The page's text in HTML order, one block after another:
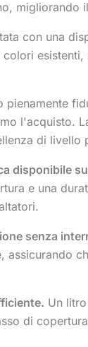
migliorando
con una
pienamente
l'acquisto.
di livello
disponibile
e una
senza
Un
di